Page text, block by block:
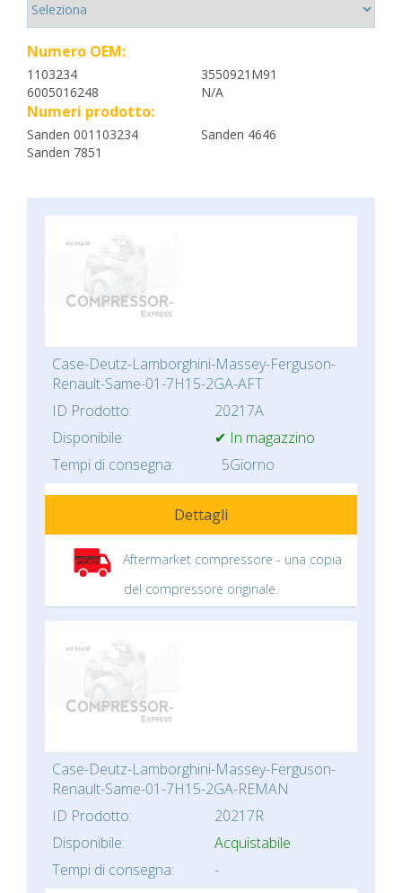
Numero OEM:
1103234
3550921M91
6005016248
N/A
Numeri prodotto:
Sanden 001103234
Sanden 4646
Sanden 7851
Case-Deutz-Lamborghini-Massey-Ferguson-
Renault-Same-01-7H15-2GA-AFT
ID Prodotto:
20217A
Disponibile:
✔ In magazzino
Tempi di consegna:
5Giorno
Dettagli
Aftermarket compressore - una copia
del compressore originale.
Case-Deutz-Lamborghini-Massey-Ferguson-
Renault-Same-01-7H15-2GA-REMAN
ID Prodotto:
20217R
Disponibile:
Acquistabile
Tempi di consegna:
-